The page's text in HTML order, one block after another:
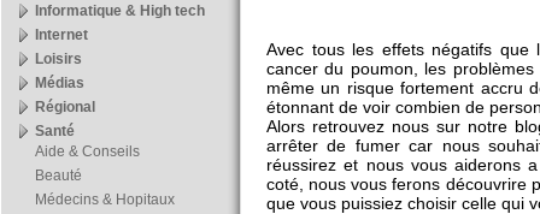
Avec tous les effets négatifs
cancer du poumon, les
même un risque fortement accru
étonnant de voir combien de
Alors retrouvez nous sur notre
arrêter de fumer car nous
réussirez et nous vous aiderons
coté, nous vous ferons découvrire
que vous puissiez choisir celle qui
Informatique & High tech
Internet
Loisirs
Médias
Régional
Santé
Aide & Conseils
Beauté
Médecins & Hopitaux